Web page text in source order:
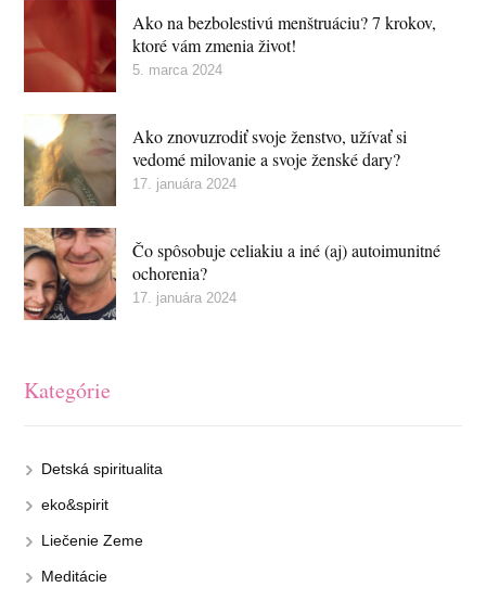
Ako na bezbolestivú menštruáciu? 7 krokov,
ktoré vám zmenia život!
5. marca 2024
Ako znovuzrodiť svoje ženstvo, užívať si
vedomé milovanie a svoje ženské dary?
17. januára 2024
Čo spôsobuje celiakiu a iné (aj) autoimunitné
ochorenia?
17. januára 2024
Kategórie
Detská spiritualita
eko&spirit
Liečenie Zeme
Meditácie